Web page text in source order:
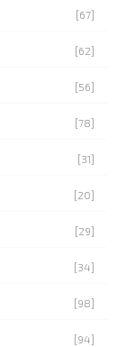
[67]
[62]
[56]
[78]
[31]
[20]
[29]
[34]
[98]
[94]